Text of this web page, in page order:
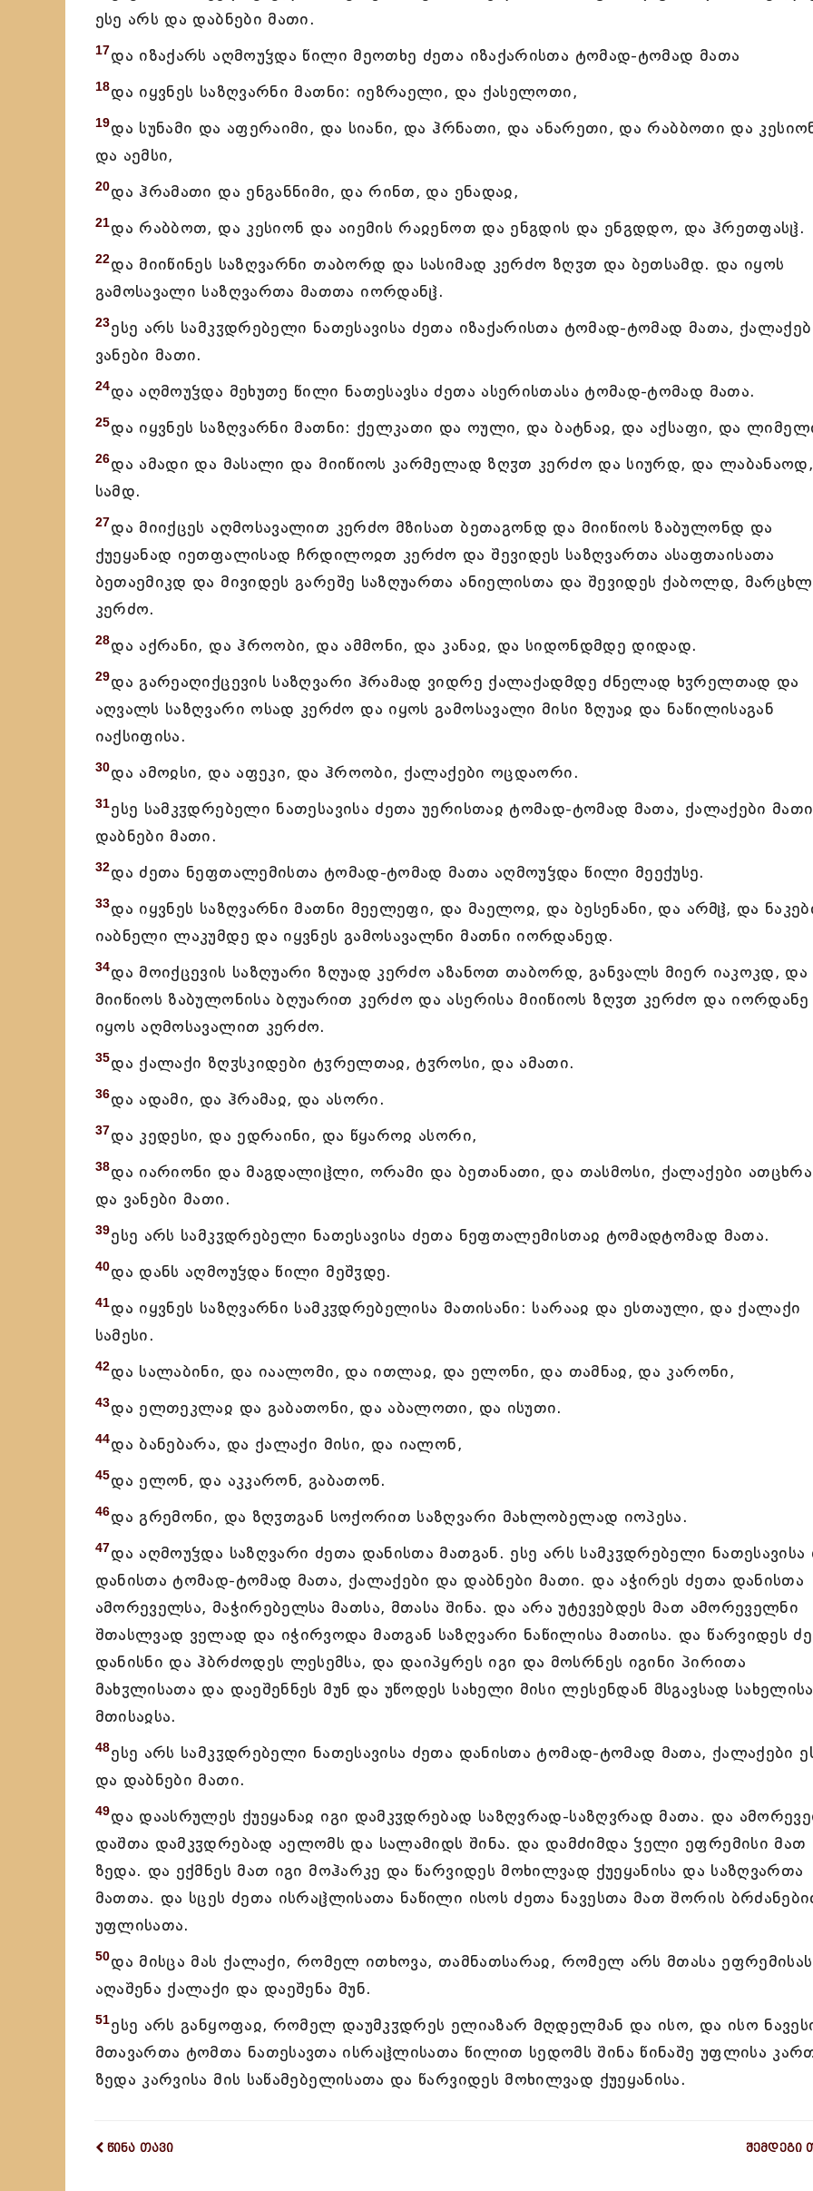
ესე არს და დაბნები მათი.
17და იზაქარს აღმოუჴდა წილი მეოთხე ძეთა იზაქარისთა ტომად-ტომად მათა
18და იყვნეს საზღვარნი მათნი: იეზრაელი, და ქასელოთი,
19და სუნამი და აფერაიმი, და სიანი, და ჰრნათი, და ანარეთი, და რაბბოთი და
და აემსი,
20და ჰრამათი და ენგანნიმი, და რინთ, და ენადაჲ,
21და რაბბოთ, და კესიონ და აიემის რაჲენოთ და ენგდის და ენგდდო, და ჰრეთფასჱ.
22და მიიწინეს საზღვარნი თაბორდ და სასიმად კერძო ზღჳთ და ბეთსამდ. და იყოს
გამოსავალი საზღვართა მათთა იორდანჱ.
23ესე არს სამკჳდრებელი ნათესავისა ძეთა იზაქარისთა ტომად-ტომად მათა,
ვანები მათი.
24და აღმოუჴდა მეხუთე წილი ნათესავსა ძეთა ასერისთასა ტომად-ტომად მათა.
25და იყვნეს საზღვარნი მათნი: ქელკათი და ოული, და ბატნაჲ, და აქსაფი, და
26და ამადი და მასალი და მიიწიოს კარმელად ზღჳთ კერძო და სიურდ, და
სამდ.
27და მიიქცეს აღმოსავალით კერძო მზისათ ბეთაგონდ და მიიწიოს ზაბულონდ და
ქუეყანად იეთფალისად ჩრდილოჲთ კერძო და შევიდეს საზღვართა ასაფთაისათა
ბეთაემიკდ და მივიდეს გარეშე საზღუართა ანიელისთა და შევიდეს ქაბოლდ, მარცხლ
კერძო.
28და აქრანი, და ჰროობი, და ამმონი, და კანაჲ, და სიდონდმდე დიდად.
29და გარეაღიქცევის საზღვარი ჰრამად ვიდრე ქალაქადმდე ძნელად ხჳრელთად და
აღვალს საზღვარი ოსად კერძო და იყოს გამოსავალი მისი ზღუაჲ და ნაწილისაგან
იაქსიფისა.
30და ამოჲსი, და აფეკი, და ჰროობი, ქალაქები ოცდაორი.
31ესე სამკჳდრებელი ნათესავისა ძეთა უერისთაჲ ტომად-ტომად მათა, ქალაქები
დაბნები მათი.
32და ძეთა ნეფთალემისთა ტომად-ტომად მათა აღმოუჴდა წილი მეექუსე.
33და იყვნეს საზღვარნი მათნი მეელეფი, და მაელოჲ, და ბესენანი, და არმჱ, და
იაბნელი ლაკუმდე და იყვნეს გამოსავალნი მათნი იორდანედ.
34და მოიქცევის საზღუარი ზღუად კერძო აზანოთ თაბორდ, განვალს მიერ იაკოკდ, და
მიიწიოს ზაბულონისა ბღუარით კერძო და ასერისა მიიწიოს ზღჳთ კერძო და იორდანე
იყოს აღმოსავალით კერძო.
35და ქალაქი ზღჳსკიდები ტჳრელთაჲ, ტჳროსი, და ამათი.
36და ადამი, და ჰრამაჲ, და ასორი.
37და კედესი, და ედრაინი, და წყაროჲ ასორი,
38და იარიონი და მაგდალიჱლი, ორამი და ბეთანათი, და თასმოსი, ქალაქები
და ვანები მათი.
39ესე არს სამკჳდრებელი ნათესავისა ძეთა ნეფთალემისთაჲ ტომადტომად მათა.
40და დანს აღმოუჴდა წილი მეშჳდე.
41და იყვნეს საზღვარნი სამკჳდრებელისა მათისანი: სარააჲ და ესთაული, და ქალაქი
სამესი.
42და სალაბინი, და იაალომი, და ითლაჲ, და ელონი, და თამნაჲ, და კარონი,
43და ელთეკლაჲ და გაბათონი, და აბალოთი, და ისუთი.
44და ბანებარა, და ქალაქი მისი, და იალონ,
45და ელონ, და აკკარონ, გაბათონ.
46და გრემონი, და ზღჳთგან სოქორით საზღვარი მახლობელად იოპესა.
47და აღმოუჴდა საზღვარი ძეთა დანისთა მათგან. ესე არს სამკჳდრებელი ნათესავისა
დანისთა ტომად-ტომად მათა, ქალაქები და დაბნები მათი. და აჭირეს ძეთა დანისთა
ამორეველსა, მაჭირებელსა მათსა, მთასა შინა. და არა უტევებდეს მათ ამორეველნი
შთასლვად ველად და იჭირვოდა მათგან საზღვარი ნაწილისა მათისა. და წარვიდეს
დანისნი და ჰბრძოდეს ლესემსა, და დაიპყრეს იგი და მოსრნეს იგინი პირითა
მახჳლისათა და დაეშენნეს მუნ და უწოდეს სახელი მისი ლესენდან მსგავსად
მთისაჲსა.
48ესე არს სამკჳდრებელი ნათესავისა ძეთა დანისთა ტომად-ტომად მათა, ქალაქები
და დაბნები მათი.
49და დაასრულეს ქუეყანაჲ იგი დამკჳდრებად საზღვრად-საზღვრად მათა. და
დაშთა დამკჳდრებად აელომს და სალამიდს შინა. და დამძიმდა ჴელი ეფრემისი მათ
ზედა. და ექმნეს მათ იგი მოჰარკე და წარვიდეს მოხილვად ქუეყანისა და საზღვართა
მათთა. და სცეს ძეთა ისრაჱლისათა ნაწილი ისოს ძეთა ნავესთა მათ შორის
უფლისათა.
50და მისცა მას ქალაქი, რომელ ითხოვა, თამნათსარაჲ, რომელ არს მთასა
აღაშენა ქალაქი და დაეშენა მუნ.
51ესე არს განყოფაჲ, რომელ დაუმკჳდრეს ელიაზარ მღდელმან და ისო, და ისო
მთავართა ტომთა ნათესავთა ისრაჱლისათა წილით სედომს შინა წინაშე უფლისა
ზედა კარვისა მის საწამებელისათა და წარვიდეს მოხილვად ქუეყანისა.
წინა თავი შემდეგი